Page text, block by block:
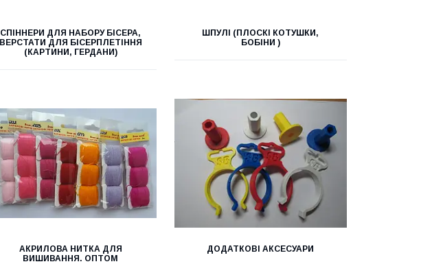
СПІННЕРИ ДЛЯ НАБОРУ БІСЕРА,
ВЕРСТАТИ ДЛЯ БІСЕРПЛЕТІННЯ
(КАРТИНИ, ГЕРДАНИ)
ШПУЛІ (ПЛОСКІ КОТУШКИ,
БОБІНИ )
АКРИЛОВА НИТКА ДЛЯ
ВИШИВАННЯ. ОПТОМ
ДОДАТКОВІ АКСЕСУАРИ